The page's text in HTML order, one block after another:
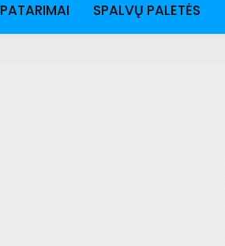
PATARIMAI SPALVŲ PALETĖS